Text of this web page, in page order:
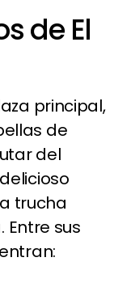
de El
principal,
de
del
trucha
Entre sus